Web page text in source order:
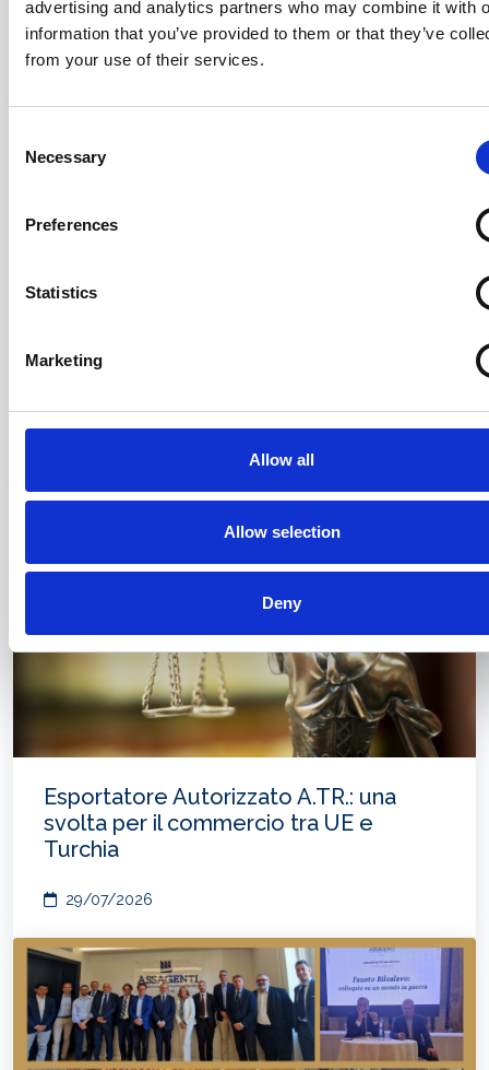
advertising and analytics partners who may combine it with
information that you’ve provided to them or that they’ve
from your use of their services.
Selection
Necessary
Preferences
Statistics
Marketing
Allow all
Allow selection
Deny
sistematiche
31/07/2026
La formazione di Assagenti
Esportatore Autorizzato A.TR.: una
svolta per il commercio tra UE e
Turchia
29/07/2026